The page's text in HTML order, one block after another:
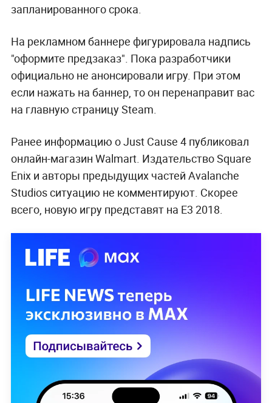
запланированного срока.
На рекламном баннере фигурировала надпись
"оформите предзаказ". Пока разработчики
официально не анонсировали игру. При этом
если нажать на баннер, то он перенаправит вас
на главную страницу Steam.
Ранее информацию о Just Cause 4 публиковал
онлайн-магазин Walmart. Издательство Square
Enix и авторы предыдущих частей Avalanche
Studios ситуацию не комментируют. Скорее
всего, новую игру представят на Е3 2018.